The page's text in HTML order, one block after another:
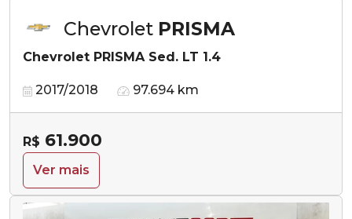
Chevrolet PRISMA
Chevrolet PRISMA Sed. LT 1.4
2017/2018 97.694 km
R$ 61.900
Ver mais